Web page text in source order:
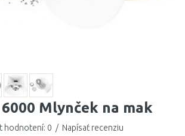
Mlynček na mak
hodnotení: 0 / Napísať recenziu